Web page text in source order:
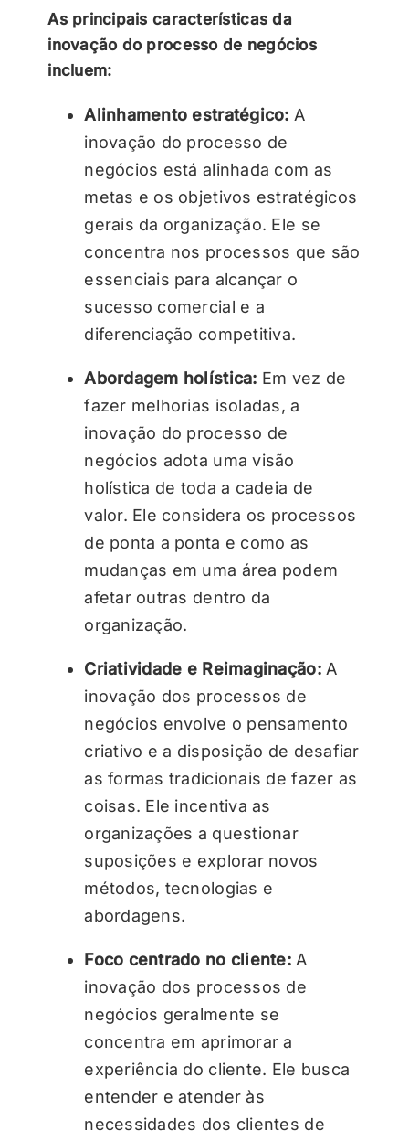
As principais características da
inovação do processo de negócios
incluem:
Alinhamento estratégico: A
inovação do processo de
negócios está alinhada com as
metas e os objetivos estratégicos
gerais da organização. Ele se
concentra nos processos que são
essenciais para alcançar o
sucesso comercial e a
diferenciação competitiva.
Abordagem holística: Em vez de
fazer melhorias isoladas, a
inovação do processo de
negócios adota uma visão
holística de toda a cadeia de
valor. Ele considera os processos
de ponta a ponta e como as
mudanças em uma área podem
afetar outras dentro da
organização.
Criatividade e Reimaginação:A
inovação dos processos de
negócios envolve o pensamento
criativo e a disposição de desafiar
as formas tradicionais de fazer as
coisas. Ele incentiva as
organizações a questionar
suposições e explorar novos
métodos, tecnologias e
abordagens.
Foco centrado no cliente:A
inovação dos processos de
negócios geralmente se
concentra em aprimorar a
experiência do cliente. Ele busca
entender e atender às
necessidades dos clientes de